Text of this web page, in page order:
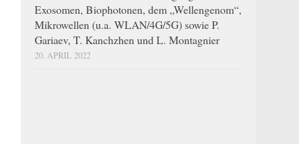
Exosomen, Biophotonen, dem „Wellengenom“,
Mikrowellen (u.a. WLAN/4G/5G) sowie P.
Gariaev, T. Kanchzhen und L. Montagnier
20. APRIL 2022